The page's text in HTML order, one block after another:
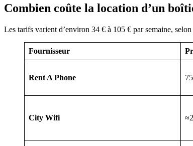
Combien coûte la location d’un
Les tarifs varient d’environ 34 € à 105 € par semaine,
Fournisseur
Rent A Phone
City Wifi